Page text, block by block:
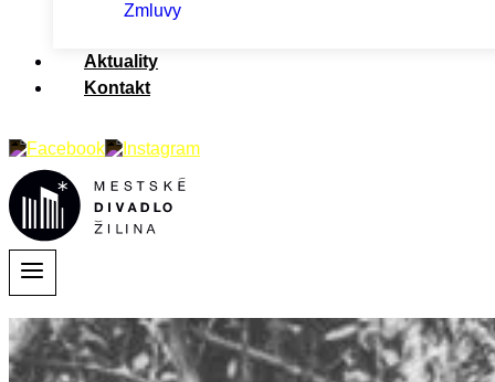
Zmluvy
Aktuality
Kontakt